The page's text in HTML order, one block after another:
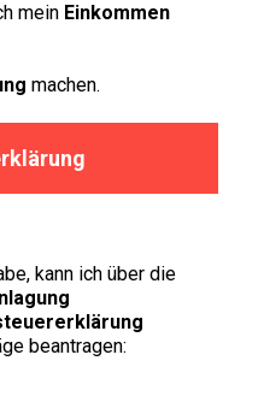
mein Einkommen
machen.
kann ich über die
beantragen: